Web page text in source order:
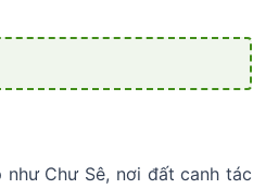
Chư Sê, nơi đất canh tác